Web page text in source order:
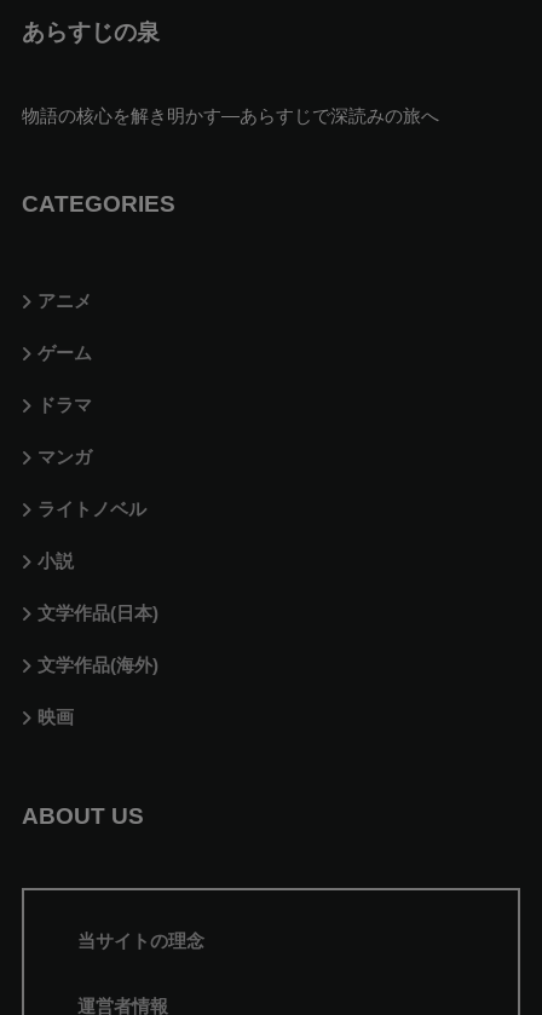
あらすじの泉
物語の核心を解き明かす—あらすじで深読みの旅へ
CATEGORIES
アニメ
ゲーム
ドラマ
マンガ
ライトノベル
小説
文学作品(日本)
文学作品(海外)
映画
ABOUT US
当サイトの理念
運営者情報